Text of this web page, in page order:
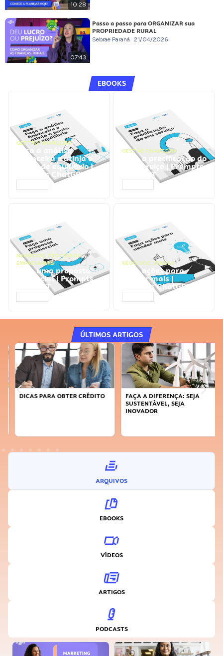
10:28
07:43
Passo a passo para ORGANIZAR sua
PROPRIEDADE RURAL
Sebrae Paraná 21/04/2026
EBOOKS
GESTÃO FINANCEIRA
Faça a análise
financeira e atinja o
ponto de equilíbrio |
Prompts ChatGPT
GESTÃO FINANCEIRA
Faça a precificação do
seu serviço | Prompts
ChatGPT
NEGÓCIOS, PROCESSOS
EMPRESARIAIS
Faça uma proposta
comercial | Prompts
ChatGPT
NEGÓCIOS, VENDAS
Faça ações para
vender mais |
Prompts ChatGPT
ÚLTIMOS ARTIGOS
DICAS PARA OBTER CRÉDITO
FAÇA A DIFERENÇA: SEJA
SUSTENTÁVEL, SEJA
INOVADOR
ARQUIVOS
EBOOKS
VÍDEOS
ARTIGOS
PODCASTS